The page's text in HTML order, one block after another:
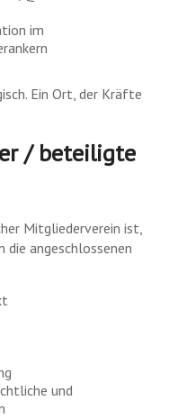
im
Ein Ort, der Kräfte
/ beteiligte
Mitgliederverein ist,
die angeschlossenen
und